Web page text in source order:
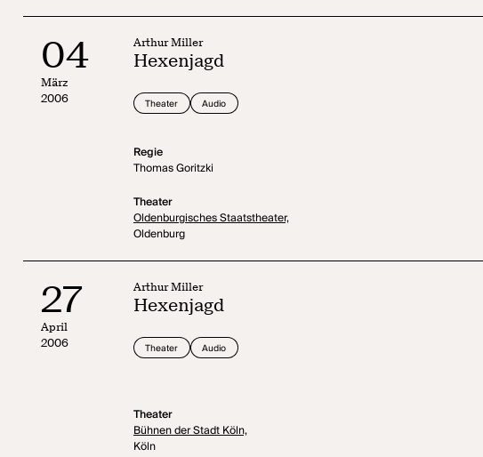
04
März
2006
Arthur Miller
Hexenjagd
Theater Audio
Regie
Thomas Goritzki
Theater
Oldenburgisches Staatstheater,
Oldenburg
27
April
2006
Arthur Miller
Hexenjagd
Theater Audio
Theater
Bühnen der Stadt Köln,
Köln